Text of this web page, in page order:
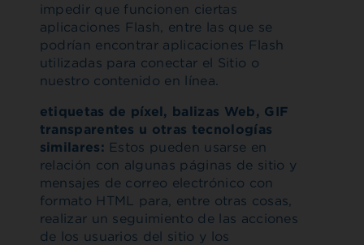
impedir que funcionen ciertas
aplicaciones Flash, entre las que se
podrían encontrar aplicaciones Flash
utilizadas para conectar el Sitio o
nuestro contenido en línea.
etiquetas de píxel, balizas Web, GIF
transparentes u otras tecnologías
similares: Estos pueden usarse en
relación con algunas páginas de sitio y
mensajes de correo electrónico con
formato HTML para, entre otras cosas,
realizar un seguimiento de las acciones
de los usuarios del sitio y los